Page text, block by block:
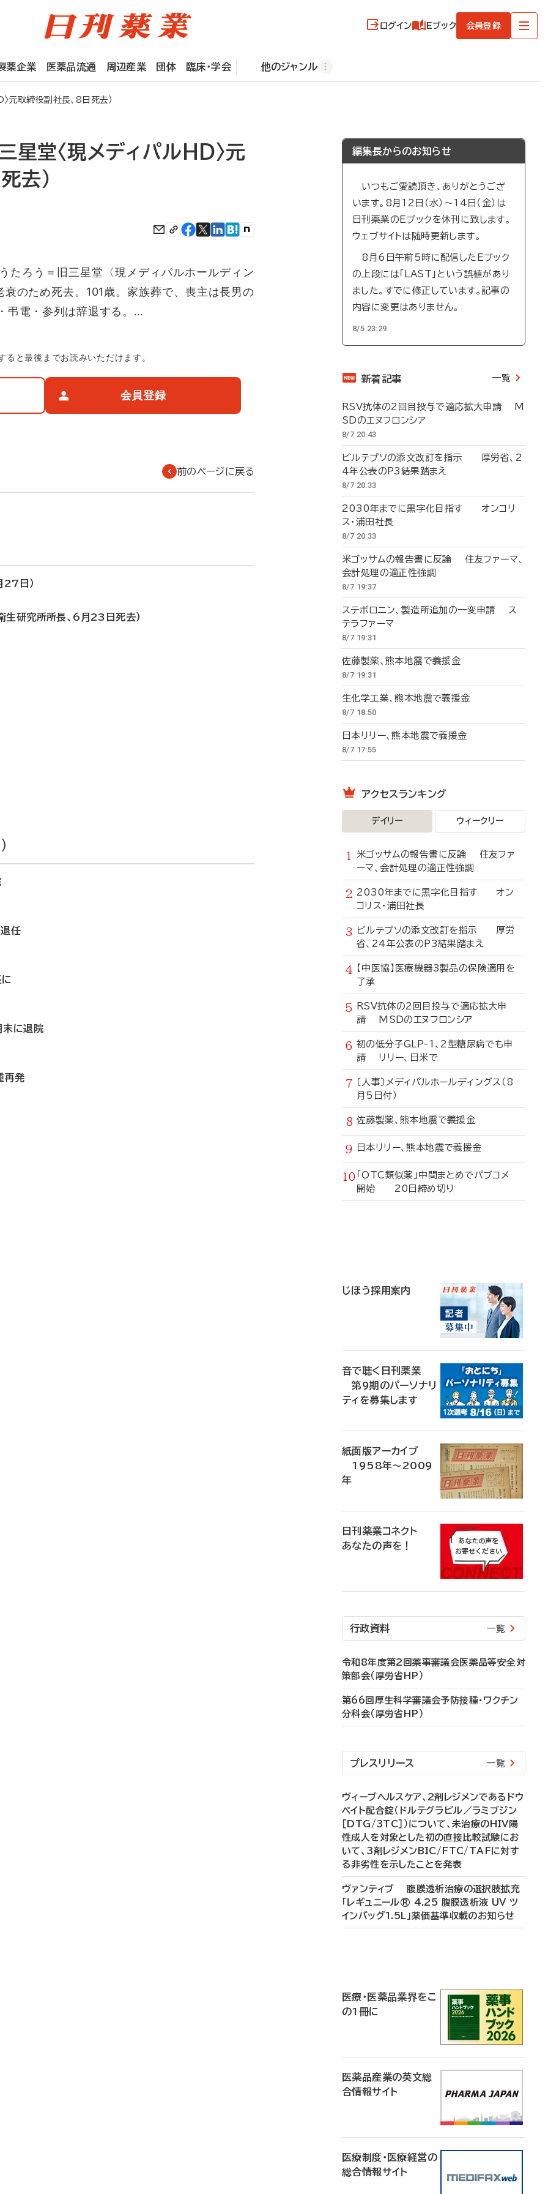
ログイン Eブック 会員登録
薬企業 医薬品流通 周辺産業 団体 臨床・学会 他のジャンル
元取締役副社長、8日死去）
星堂〈現メディパルHD〉元
去）
ろう＝旧三星堂〈現メディパルホールディン
のため死去。101歳。家族葬で、喪主は長男の
弔電・参列は辞退する。…
ると最後までお読みいただけます。
会員登録
前のページに戻る
27日）
研究所所長、6月23日死去）
退任
末に退院
再発
編集長からのお知らせ
いつもご愛読頂き、ありがとうござ
います。8月12日（水）～14日（金）は
日刊薬業のEブックを休刊に致します。
ウェブサイトは随時更新します。
8月6日午前5時に配信したEブック
の上段には「LAST」という誤植があり
ました。すでに修正しています。記事の
内容に変更はありません。
8/5 23:29
新着記事 一覧
RSV抗体の2回目投与で適応拡大申請 M
SDのエヌフロンシア
8/7 20:43
ビルテプソの添文改訂を指示 厚労省、2
4年公表のP3結果踏まえ
8/7 20:33
2030年までに黒字化目指す オンコリ
ス・浦田社長
8/7 20:33
米ゴッサムの報告書に反論 住友ファーマ、
会計処理の適正性強調
8/7 19:37
ステボロニン、製造所追加の一変申請 ス
テラファーマ
8/7 19:31
佐藤製薬、熊本地震で義援金
8/7 19:31
生化学工業、熊本地震で義援金
8/7 18:50
日本リリー、熊本地震で義援金
8/7 17:55
アクセスランキング
デイリー ウィークリー
米ゴッサムの報告書に反論 住友ファ
ーマ、会計処理の適正性強調
2030年までに黒字化目指す オン
コリス・浦田社長
ビルテプソの添文改訂を指示 厚労
省、24年公表のP3結果踏まえ
【中医協】医療機器3製品の保険適用を
了承
RSV抗体の2回目投与で適応拡大申
請 MSDのエヌフロンシア
初の低分子GLP-1、2型糖尿病でも申
請 リリー、日米で
〔人事〕メディパルホールディングス（8
月5日付）
佐藤製薬、熊本地震で義援金
日本リリー、熊本地震で義援金
「OTC類似薬」中間まとめでパブコメ
開始 20日締め切り
じほう採用案内
音で聴く日刊薬業
第9期のパーソナリ
ティを募集します
紙面版アーカイブ
1958年～2009
年
日刊薬業コネクト
あなたの声を！
行政資料 一覧
令和8年度第2回薬事審議会医薬品等安全対
策部会（厚労省HP）
第66回厚生科学審議会予防接種・ワクチン
分科会（厚労省HP）
プレスリリース 一覧
ヴィーブヘルスケア、2剤レジメンであるドウ
ベイト配合錠（ドルテグラビル／ラミブジン
［DTG/3TC］）について、未治療のHIV陽
性成人を対象とした初の直接比較試験にお
いて、3剤レジメンBIC/FTC/TAFに対す
る非劣性を示したことを発表
ヴァンティブ 腹膜透析治療の選択肢拡充
「レギュニール® 4.25 腹膜透析液 UV ツ
インバッグ1.5L」薬価基準収載のお知らせ
医療・医薬品業界をこ
の1冊に
医薬品産業の英文総
合情報サイト
医療制度・医療経営の
総合情報サイト